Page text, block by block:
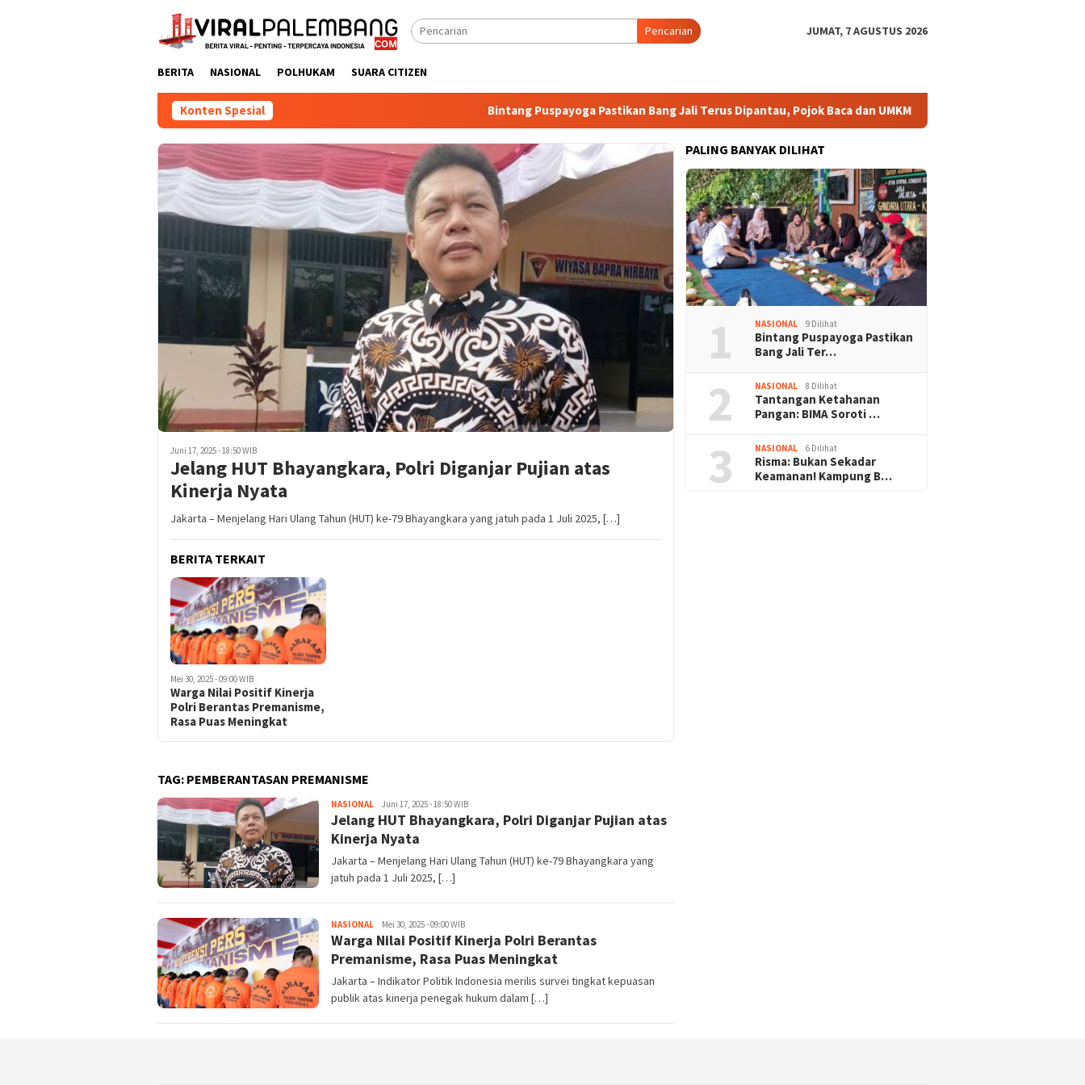
Pencarian JUMAT, 7 AGUSTUS 2026
BERITA NASIONAL POLHUKAM SUARA CITIZEN
Konten Spesial Bintang Puspayoga Pastikan Bang Jali Terus Dipantau, Pojok Baca dan UMKM Digital Segera Diperkuat
Juni 17, 2025 - 18:50 WIB
Jelang HUT Bhayangkara, Polri Diganjar Pujian atas
Kinerja Nyata
Jakarta – Menjelang Hari Ulang Tahun (HUT) ke-79 Bhayangkara yang jatuh pada 1 Juli 2025, […]
BERITA TERKAIT
Mei 30, 2025 - 09:00 WIB
Warga Nilai Positif Kinerja
Polri Berantas Premanisme,
Rasa Puas Meningkat
TAG: PEMBERANTASAN PREMANISME
NASIONAL Redaktur
Juni 17, 2025 - 18:50 WIB
Jelang HUT Bhayangkara, Polri Diganjar Pujian atas
Kinerja Nyata
Jakarta – Menjelang Hari Ulang Tahun (HUT) ke-79 Bhayangkara yang
jatuh pada 1 Juli 2025, […]
NASIONAL Redaktur
Mei 30, 2025 - 09:00 WIB
Warga Nilai Positif Kinerja Polri Berantas
Premanisme, Rasa Puas Meningkat
Jakarta – Indikator Politik Indonesia merilis survei tingkat kepuasan
publik atas kinerja penegak hukum dalam […]
PALING BANYAK DILIHAT
1 NASIONAL 9 Dilihat
Bintang Puspayoga Pastikan
Bang Jali Ter…
2 NASIONAL 8 Dilihat
Tantangan Ketahanan
Pangan: BIMA Soroti …
3 NASIONAL 6 Dilihat
Risma: Bukan Sekadar
Keamanan! Kampung B…